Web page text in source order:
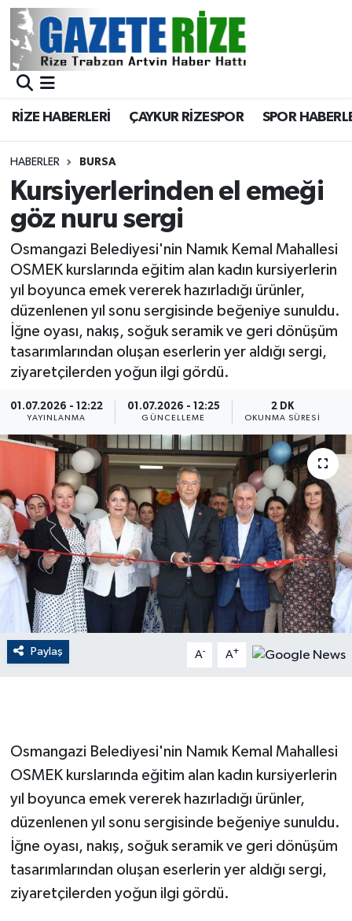
RİZE HABERLERİ ÇAYKUR RİZESPOR SPOR
HABERLER BURSA
Kursiyerlerinden el emeği
göz nuru sergi
Osmangazi Belediyesi'nin Namık Kemal Mahallesi
OSMEK kurslarında eğitim alan kadın kursiyerlerin
yıl boyunca emek vererek hazırladığı ürünler,
düzenlenen yıl sonu sergisinde beğeniye sunuldu.
İğne oyası, nakış, soğuk seramik ve geri dönüşüm
tasarımlarından oluşan eserlerin yer aldığı sergi,
ziyaretçilerden yoğun ilgi gördü.
01.07.2026 - 12:22
YAYINLANMA
01.07.2026 - 12:25
GÜNCELLEME
2 DK
OKUNMA SÜRESI
Paylaş A- A+
Osmangazi Belediyesi'nin Namık Kemal Mahallesi
OSMEK kurslarında eğitim alan kadın kursiyerlerin
yıl boyunca emek vererek hazırladığı ürünler,
düzenlenen yıl sonu sergisinde beğeniye sunuldu.
İğne oyası, nakış, soğuk seramik ve geri dönüşüm
tasarımlarından oluşan eserlerin yer aldığı sergi,
ziyaretçilerden yoğun ilgi gördü.
BÖLGEMİZ
Asayiş
Rize Jandarma Komutanlığı
Bilim Teknoloji
Bölge
Advertising news
Canlı Maç
ÇEVRE
Dış Haberler
Dünya
EĞİTİM
EKONOMİ
English News
Finans
Flaş Haber
GÜNDEM
Güvenlik
HABERDE İNSAN
İNSAN
Merkez Nöbetçi Eczaneler
Merkez Trafik Yoğunluk Haritası
Süper Lig Puan Durumu ve Fikstür
Tüm Manşetler
Son Dakika Haberleri
Haber Arşivi